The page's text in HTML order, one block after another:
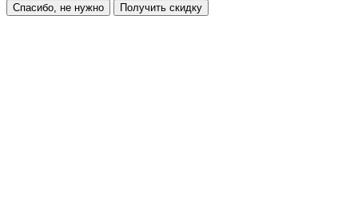
Спасибо, не нужно Получить скидку